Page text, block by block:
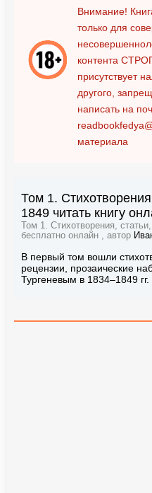
Внимание!
только для
контента
присутствует
другого,
написать на
материала
Том 1.
1849 читать книгу
Том 1. Стихотворения,
бесплатно онлайн , автор
В первый том вошли
рецензии, прозаические
Тургеневым в 1834–1849 гг.